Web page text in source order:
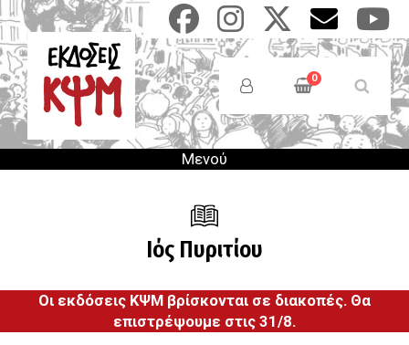
Παράκαμψη
προς
το
κυρίως
περιεχόμενο
Users
Menu
0
Μενού
Ιός Πυριτίου
Οι εκδόσεις ΚΨΜ βρίσκονται σε διακοπές. Θα
επιστρέψουμε στις 31/8.